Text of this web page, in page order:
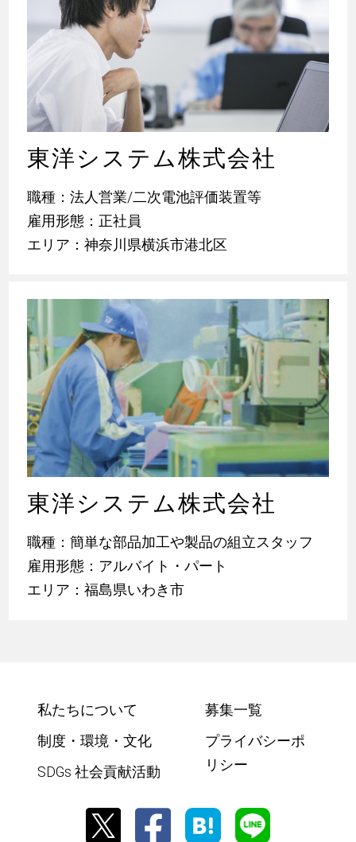
東洋システム株式会社
職種：法人営業/二次電池評価装置等
雇用形態：正社員
エリア：神奈川県横浜市港北区
東洋システム株式会社
職種：簡単な部品加工や製品の組立スタッフ
雇用形態：アルバイト・パート
エリア：福島県いわき市
私たちについて
制度・環境・文化
SDGs 社会貢献活動
募集一覧
プライバシーポ
リシー